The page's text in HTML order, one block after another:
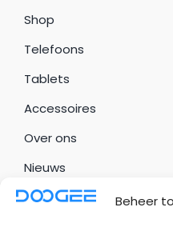
Beheer
Shop
Telefoons
Tablets
Accessoires
Over ons
Nieuws
Uw account